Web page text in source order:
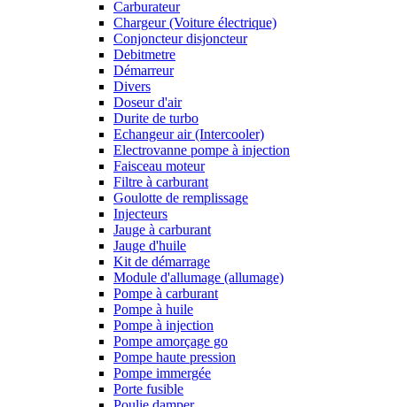
Carburateur
Chargeur (Voiture électrique)
Conjoncteur disjoncteur
Debitmetre
Démarreur
Divers
Doseur d'air
Durite de turbo
Echangeur air (Intercooler)
Electrovanne pompe à injection
Faisceau moteur
Filtre à carburant
Goulotte de remplissage
Injecteurs
Jauge à carburant
Jauge d'huile
Kit de démarrage
Module d'allumage (allumage)
Pompe à carburant
Pompe à huile
Pompe à injection
Pompe amorçage go
Pompe haute pression
Pompe immergée
Porte fusible